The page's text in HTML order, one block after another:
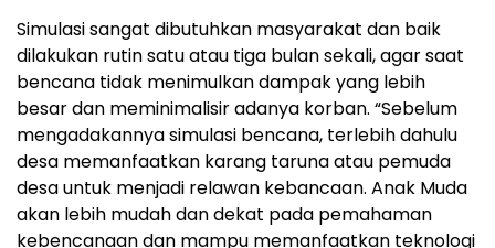
Simulasi sangat dibutuhkan masyarakat dan baik
dilakukan rutin satu atau tiga bulan sekali, agar saat
bencana tidak menimulkan dampak yang lebih
besar dan meminimalisir adanya korban. “Sebelum
mengadakannya simulasi bencana, terlebih dahulu
desa memanfaatkan karang taruna atau pemuda
desa untuk menjadi relawan kebancaan. Anak Muda
akan lebih mudah dan dekat pada pemahaman
kebencanaan dan mampu memanfaatkan teknologi